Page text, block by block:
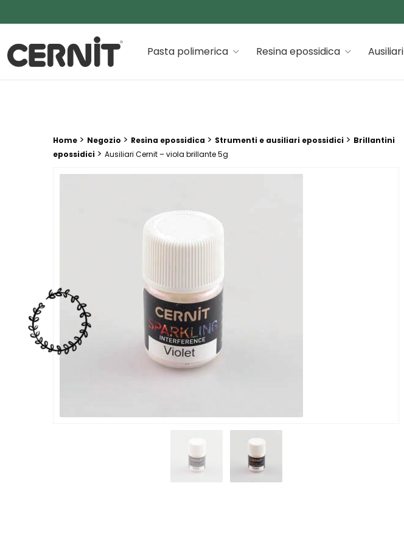
Cernit Une qualité haut de gamme pour des créations premiums
Pasta polimerica Resina epossidica Ausiliari
Breadcrumb trail:
Home > Negozio > Resina epossidica > Strumenti e ausiliari epossidici > Brillantini
epossidici > Ausiliari Cernit – viola brillante 5g